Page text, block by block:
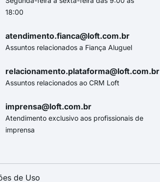
18:00
atendimento.fianca@loft.com.br
Assuntos relacionados a Fiança Aluguel
relacionamento.plataforma@loft.com.br
Assuntos relacionados ao CRM Loft
imprensa@loft.com.br
Atendimento exclusivo aos profissionais de
imprensa
de Uso